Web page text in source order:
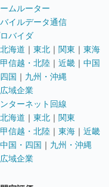
ムルーター
イルデータ通信
バイダ
北海道 ｜ 東北 ｜ 関東 ｜ 東海
甲信越・北陸 ｜ 近畿 ｜ 中国
四国 ｜ 九州・沖縄
広域企業
ターネット回線
北海道 ｜ 東北 ｜ 関東
甲信越・北陸 ｜ 東海 ｜ 近畿
中国・四国 ｜ 九州・沖縄
広域企業